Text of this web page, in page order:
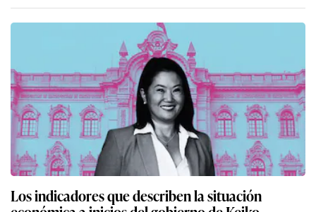
Los indicadores que describen la situación